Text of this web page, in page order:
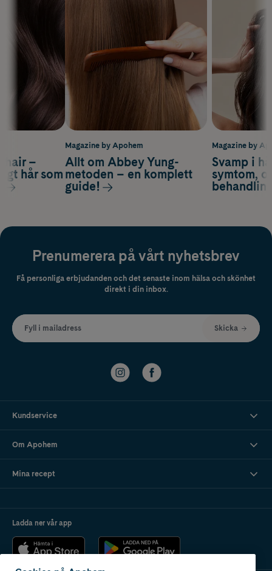
Magazine by
Svamp i
symtom,
hair –
hår som
Magazine by Apohem
Allt om Abbey Yung-
metoden – en komplett
guide!
Prenumerera på vårt nyhetsbrev
Få personliga erbjudanden och det senaste inom hälsa och skönhet
direkt i din inbox.
Fyll i mailadress Skicka
Kundservice
Om Apohem
Mina recept
Ladda ner vår app